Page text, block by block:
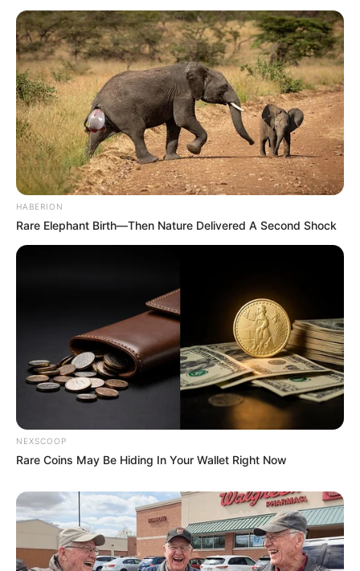
HABERION
Rare Elephant Birth—Then Nature Delivered A Second Shock
NEXSCOOP
Rare Coins May Be Hiding In Your Wallet Right Now